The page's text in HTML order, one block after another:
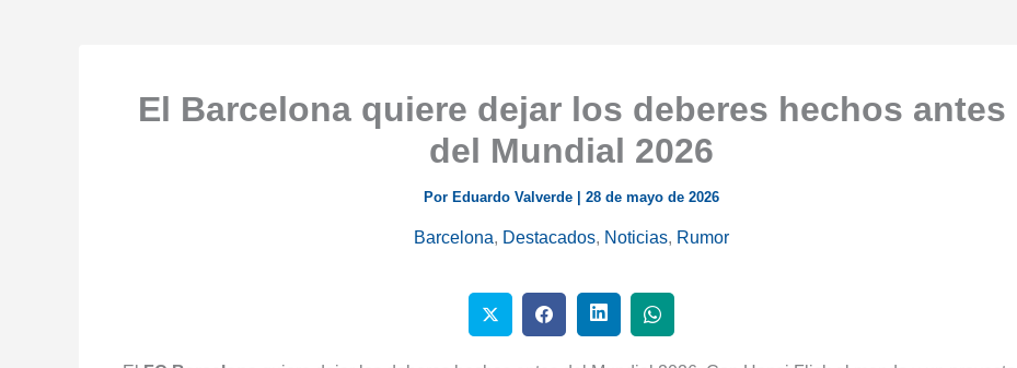
El Barcelona quiere dejar los deberes hechos antes
del Mundial 2026
Por Eduardo Valverde 28 de mayo de 2026
Barcelona, Destacados, Noticias, Rumor